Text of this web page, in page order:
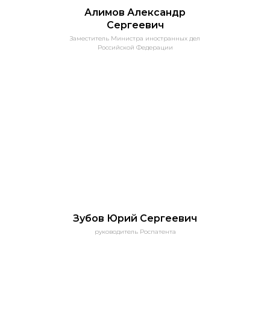
Алимов Александр
Сергеевич
Заместитель Министра иностранных дел
Российской Федерации
Зубов Юрий Сергеевич
руководитель Роспатента